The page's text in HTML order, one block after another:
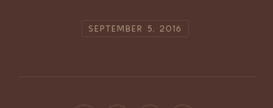
SEPTEMBER 5, 2016